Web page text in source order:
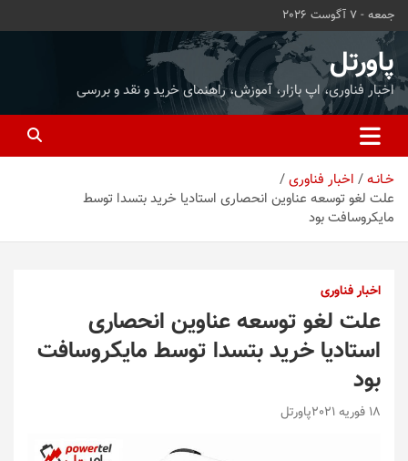
محتوا
بروید
جمعه - 7 آگوست 2026
پاورتل
اخبار فناوری، اپ بازار، آموزش، راهنمای خرید و نقد و بررسی
خـانـه
اخبار فناوری
علت لغو توسعه عناوین انحصاری استادیا خرید بتسدا توسط
مایکروسافت بود
اخبار فناوری
علت لغو توسعه عناوین انحصاری
استادیا خرید بتسدا توسط مایکروسافت
بود
18 فوریه 2021 پاورتل